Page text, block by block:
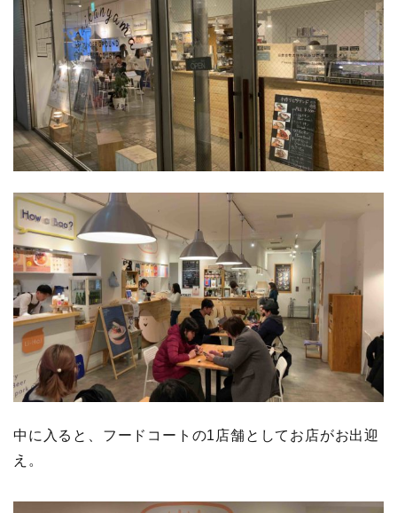
中に入ると、フードコートの1店舗としてお店がお出迎
え。